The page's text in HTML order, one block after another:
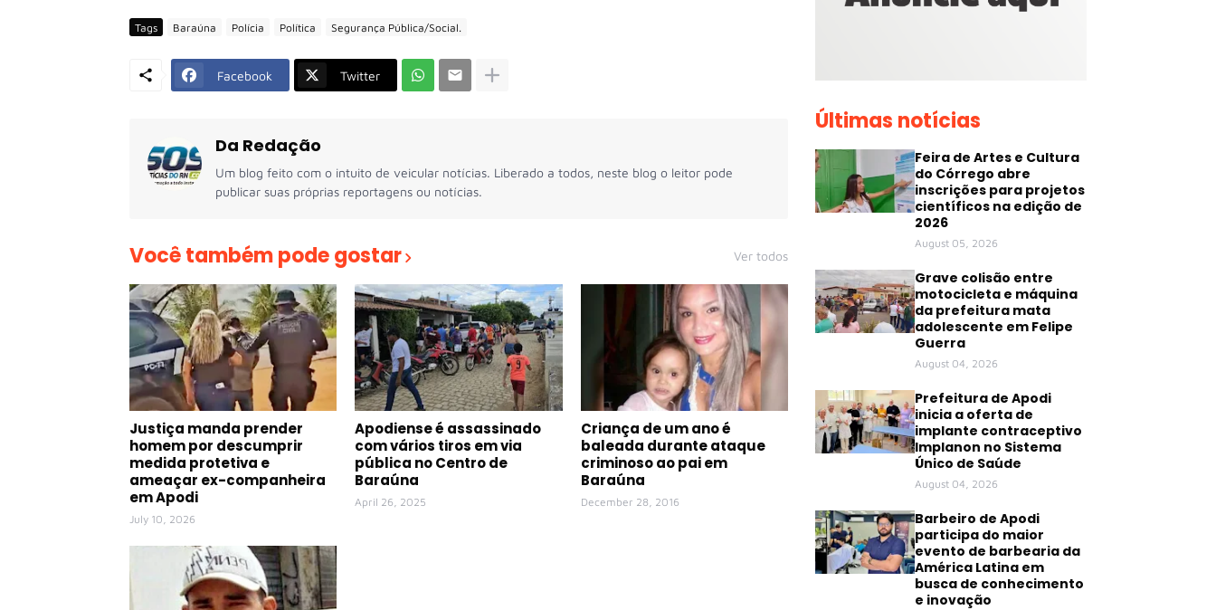
Tags Baraúna Polícia Política Segurança Pública/Social.
Facebook Twitter
Da Redação
Um blog feito com o intuito de veicular notícias. Liberado a todos, neste blog o leitor pode
publicar suas próprias reportagens ou notícias.
Você também pode gostar Ver todos
Justiça manda prender
homem por descumprir
medida protetiva e
ameaçar ex-companheira
em Apodi
July 10, 2026
Apodiense é assassinado
com vários tiros em via
pública no Centro de
Baraúna
April 26, 2025
Criança de um ano é
baleada durante ataque
criminoso ao pai em
Baraúna
December 28, 2016
Últimas notícias
Feira de Artes e Cultura
do Córrego abre
inscrições para projetos
científicos na edição de
2026
August 05, 2026
Grave colisão entre
motocicleta e máquina
da prefeitura mata
adolescente em Felipe
Guerra
August 04, 2026
Prefeitura de Apodi
inicia a oferta de
implante contraceptivo
Implanon no Sistema
Único de Saúde
August 04, 2026
Barbeiro de Apodi
participa do maior
evento de barbearia da
América Latina em
busca de conhecimento
e inovação